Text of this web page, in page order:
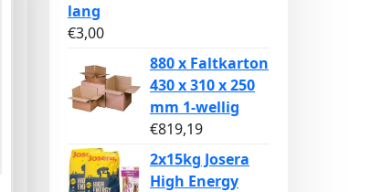
lang
€3,00
880 x Faltkarton
430 x 310 x 250
mm 1-wellig
€819,19
2x15kg Josera
High Energy